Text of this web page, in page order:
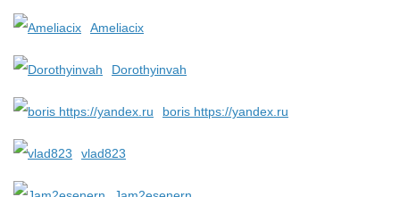
Ameliacix
Dorothyinvah
boris https://yandex.ru
vlad823